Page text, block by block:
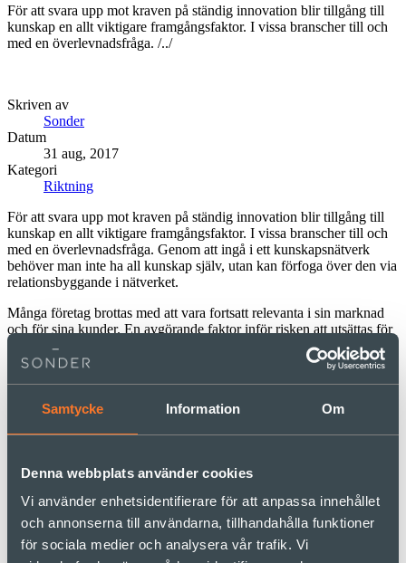
Samtycke Information Om
Denna webbplats använder cookies
Vi använder enhetsidentifierare för att anpassa innehållet
och annonserna till användarna, tillhandahålla funktioner
för sociala medier och analysera vår trafik. Vi
För att svara upp mot kraven på ständig innovation blir tillgång till
kunskap en allt viktigare framgångsfaktor. I vissa branscher till och
med en överlevnadsfråga. /../
Skriven av
Sonder
Datum
31 aug, 2017
Kategori
Riktning
För att svara upp mot kraven på ständig innovation blir tillgång till
kunskap en allt viktigare framgångsfaktor. I vissa branscher till och
med en överlevnadsfråga. Genom att ingå i ett kunskapsnätverk
behöver man inte ha all kunskap själv, utan kan förfoga över den via
relationsbyggande i nätverket.
Många företag brottas med att vara fortsatt relevanta i sin marknad
och för sina kunder. En avgörande faktor inför risken att utsättas för
digital disruption är förmågan att vara innovativ. Att kunna hänga
med i utvecklingen och ta till sig ny teknik.
affärsmodeller, och att bryta ner de många gånger stela strukturerna
Starka krafter håller emot
Trots att stora företag har många kompetenta medarbetare, bra
lönsamhet och välkända varumärken har de också starka krafter som